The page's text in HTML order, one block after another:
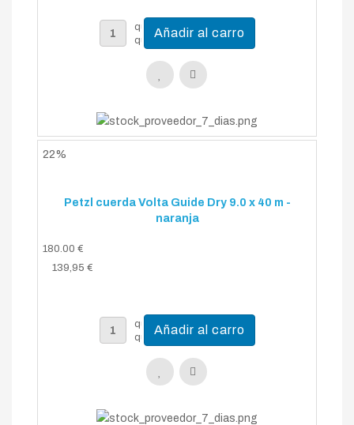
22%
Petzl cuerda Volta Guide Dry 9.0 x 40 m -
naranja
180.00 €
139,95 €